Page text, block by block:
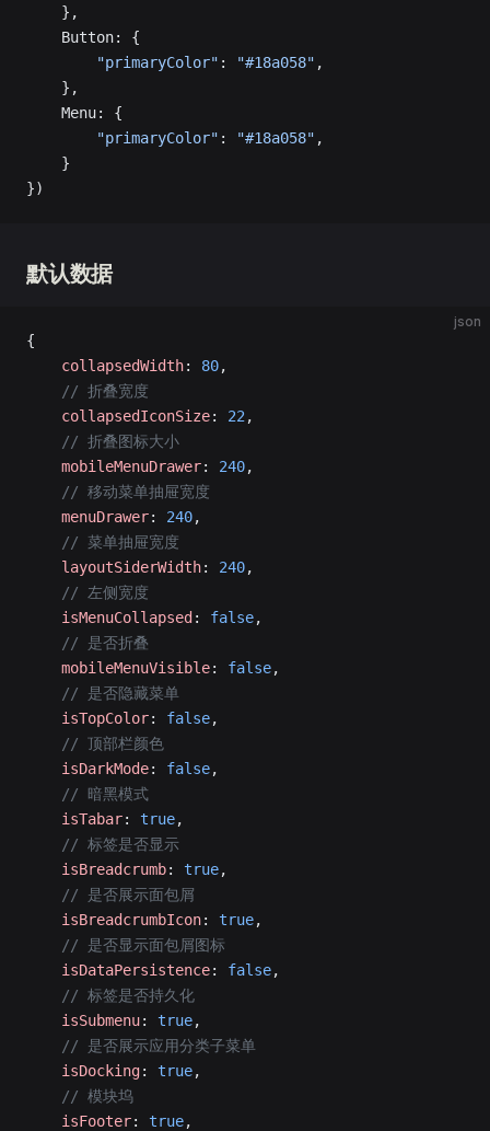
    },
    Button: {
        "primaryColor"
: "#18a058" ,
    },
    Menu: {
        "primaryColor"
: "#18a058" ,
    }
})
默认数据
json
{
    collapsedWidth
: 80,
    // 折叠宽度
    collapsedIconSize
: 22 ,
    // 折叠图标大小
    mobileMenuDrawer
: 240,
    // 移动菜单抽屉宽度
    menuDrawer
: 240,
    // 菜单抽屉宽度
    layoutSiderWidth
: 240,
    // 左侧宽度
    isMenuCollapsed
: false,
    // 是否折叠
    mobileMenuVisible
: false,
    // 是否隐藏菜单
    isTopColor
: false,
    // 顶部栏颜色
    isDarkMode
: false,
    // 暗黑模式
    isTabar
: true,
    // 标签是否显示
    isBreadcrumb
: true,
    // 是否展示面包屑
    isBreadcrumbIcon
: true,
    // 是否显示面包屑图标
    isDataPersistence
: false,
    // 标签是否持久化
    isSubmenu
: true,
    // 是否展示应用分类子菜单
    isDocking
: true,
    // 模块坞
    isFooter
: true,